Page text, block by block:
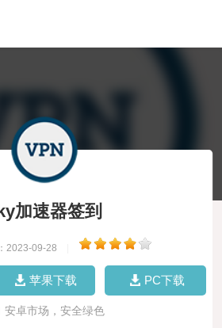
加速器签到
2023-09-28
苹果下载 PC下载
安卓市场，安全绿色